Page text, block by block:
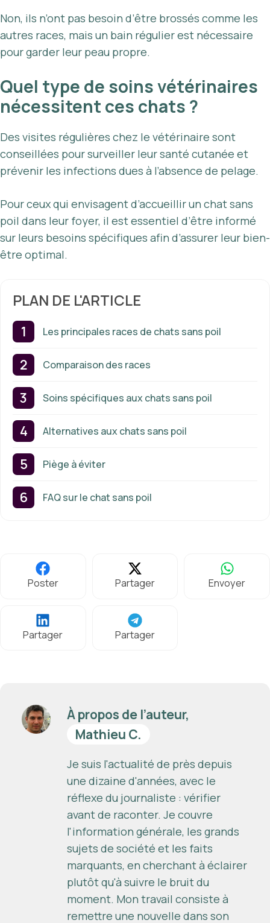
Non, ils n’ont pas besoin d’être brossés comme les
autres races, mais un bain régulier est nécessaire
pour garder leur peau propre.
Quel type de soins vétérinaires
nécessitent ces chats ?
Des visites régulières chez le vétérinaire sont
conseillées pour surveiller leur santé cutanée et
prévenir les infections dues à l’absence de pelage.
Pour ceux qui envisagent d’accueillir un chat sans
poil dans leur foyer, il est essentiel d’être informé
sur leurs besoins spécifiques afin d’assurer leur bien-
être optimal.
PLAN DE L'ARTICLE
Les principales races de chats sans poil
Comparaison des races
Soins spécifiques aux chats sans poil
Alternatives aux chats sans poil
Piège à éviter
FAQ sur le chat sans poil
Poster Partager Envoyer
Partager Partager
À propos de l’auteur,
Mathieu C.
Je suis l'actualité de près depuis
une dizaine d'années, avec le
réflexe du journaliste : vérifier
avant de raconter. Je couvre
l'information générale, les grands
sujets de société et les faits
marquants, en cherchant à éclairer
plutôt qu'à suivre le bruit du
moment. Mon travail consiste à
remettre une nouvelle dans son